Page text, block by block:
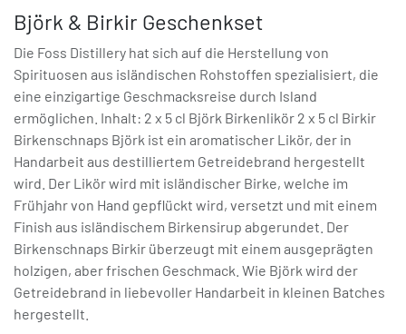
Björk & Birkir Geschenkset
Die Foss Distillery hat sich auf die Herstellung von
Spirituosen aus isländischen Rohstoffen spezialisiert, die
eine einzigartige Geschmacksreise durch Island
ermöglichen. Inhalt: 2 x 5 cl Björk Birkenlikör 2 x 5 cl Birkir
Birkenschnaps Björk ist ein aromatischer Likör, der in
Handarbeit aus destilliertem Getreidebrand hergestellt
wird. Der Likör wird mit isländischer Birke, welche im
Frühjahr von Hand gepflückt wird, versetzt und mit einem
Finish aus isländischem Birkensirup abgerundet. Der
Birkenschnaps Birkir überzeugt mit einem ausgeprägten
holzigen, aber frischen Geschmack. Wie Björk wird der
Getreidebrand in liebevoller Handarbeit in kleinen Batches
hergestellt.